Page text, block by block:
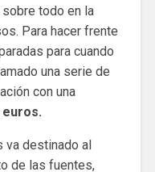
todo en la
Para hacer frente
para cuando
una serie de
con una
va destinado al
de las fuentes,